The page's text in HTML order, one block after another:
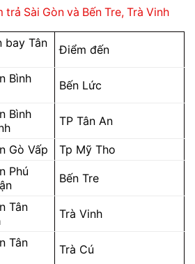
Sài Gòn và Bến Tre, Trà Vinh
bay Tân
Điểm đến
Bình
Bến Lức
Bình
TP Tân An
Gò Vấp Tp Mỹ Tho
Phú
Bến Tre
Tân
Trà Vinh
Tân
Trà Cú